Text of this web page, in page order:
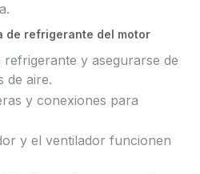
de refrigerante del motor
refrigerante y asegurarse de
de aire.
y conexiones para
y el ventilador funcionen